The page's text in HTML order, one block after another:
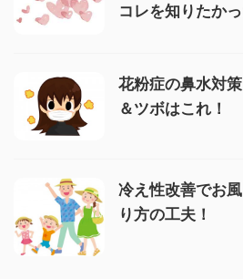
コレを知りたかっ
花粉症の鼻水対
＆ツボはこれ！
冷え性改善でお
り方の工夫！